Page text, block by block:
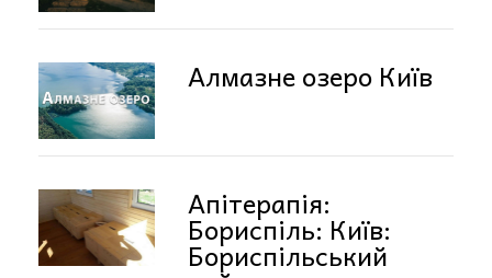
Алмазне озеро Київ
Апітерапія:
Бориспіль: Київ:
Бориспільський